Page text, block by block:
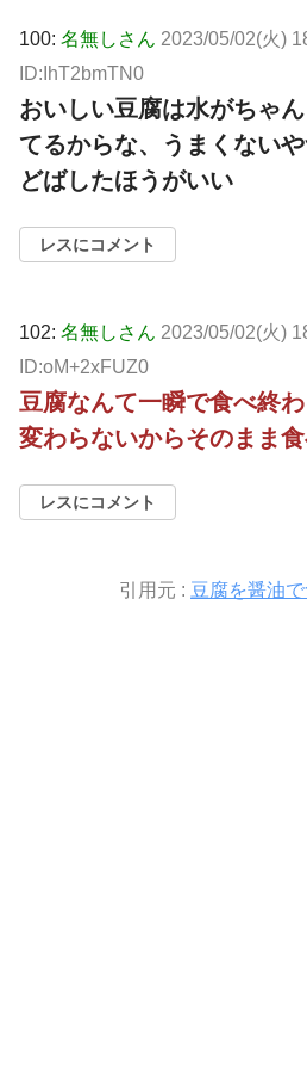
100: 名無しさん 2023/05/02(火)
ID:IhT2bmTN0
おいしい豆腐は水がちゃ
てるからな、うまくない
どばしたほうがいい
レスにコメント
102: 名無しさん 2023/05/02(火)
ID:oM+2xFUZ0
豆腐なんて一瞬で食べ終
変わらないからそのまま
レスにコメント
引用元 : 豆腐を醤油